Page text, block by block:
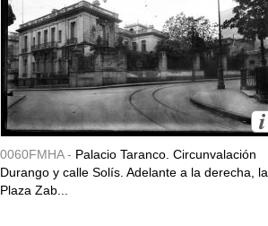
0060FMHA - Palacio Taranco. Circunvalación
Durango y calle Solís. Adelante a la derecha, la
Plaza Zab...